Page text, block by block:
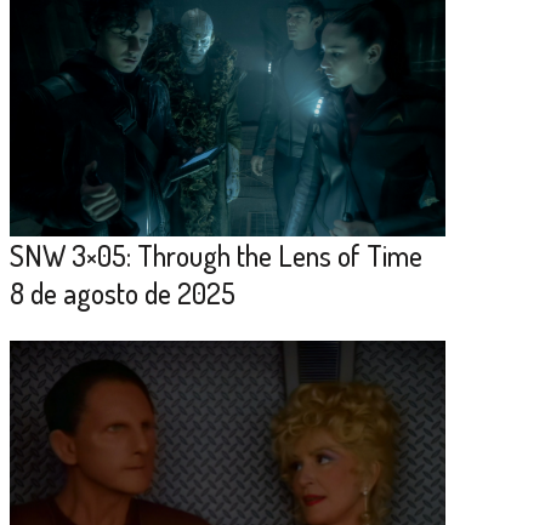
SNW 3×05: Through the Lens of Time
8 de agosto de 2025